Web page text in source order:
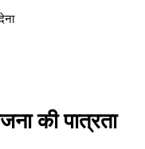
की पात्रता